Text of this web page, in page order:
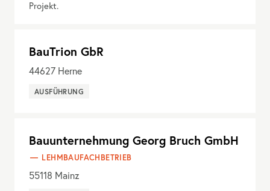
Projekt.
BauTrion GbR
44627 Herne
AUSFÜHRUNG
Bauunternehmung Georg Bruch GmbH
LEHMBAUFACHBETRIEB
55118 Mainz